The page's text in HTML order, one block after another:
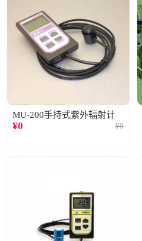
MU-200手持式紫外辐射计
¥0 ¥0